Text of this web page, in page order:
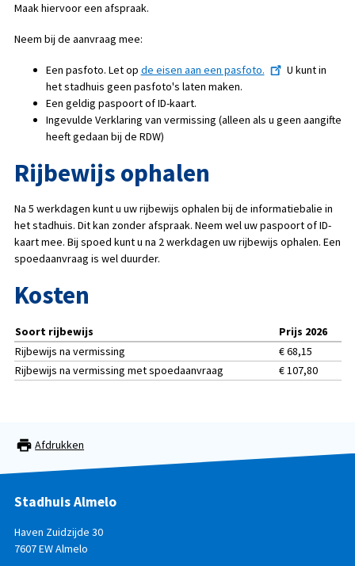
Maak hiervoor een afspraak.
Neem bij de aanvraag mee:
Een pasfoto. Let op de eisen aan een pasfoto.
U kunt in
het stadhuis geen pasfoto's laten maken.
Een geldig paspoort of ID-kaart.
Ingevulde Verklaring van vermissing (alleen als u geen aangifte
heeft gedaan bij de RDW)
Rijbewijs ophalen
Na 5 werkdagen kunt u uw rijbewijs ophalen bij de informatiebalie in
het stadhuis. Dit kan zonder afspraak. Neem wel uw paspoort of ID-
kaart mee. Bij spoed kunt u na 2 werkdagen uw rijbewijs ophalen. Een
spoedaanvraag is wel duurder.
Kosten
Soort rijbewijs
Prijs 2026
Rijbewijs na vermissing
€ 68,15
Rijbewijs na vermissing met spoedaanvraag
€ 107,80
Afdrukken
Stadhuis Almelo
Haven Zuidzijde 30
7607 EW Almelo